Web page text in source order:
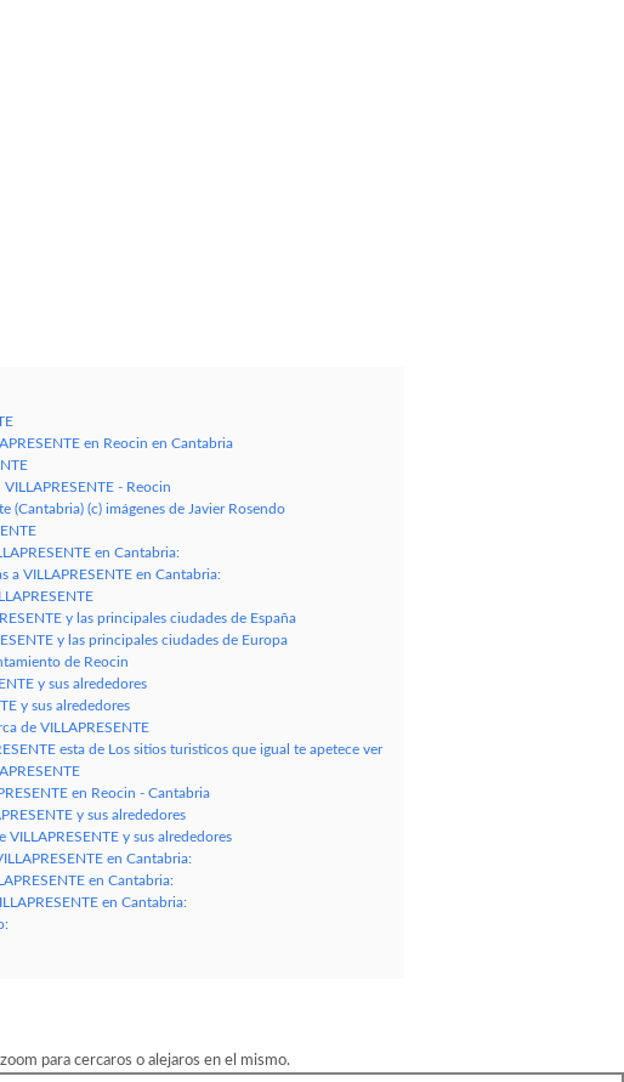
en Reocin en Cantabria
- Reocin
(Cantabria) (c) imágenes de Javier Rosendo
en Cantabria:
a VILLAPRESENTE en Cantabria:
y las principales ciudades de España
y las principales ciudades de Europa
de Reocin
y sus alrededores
y sus alrededores
de VILLAPRESENTE
esta de Los sitios turisticos que igual te apetece ver
en Reocin - Cantabria
y sus alrededores
VILLAPRESENTE y sus alrededores
en Cantabria:
en Cantabria:
en Cantabria:
para cercaros o alejaros en el mismo.